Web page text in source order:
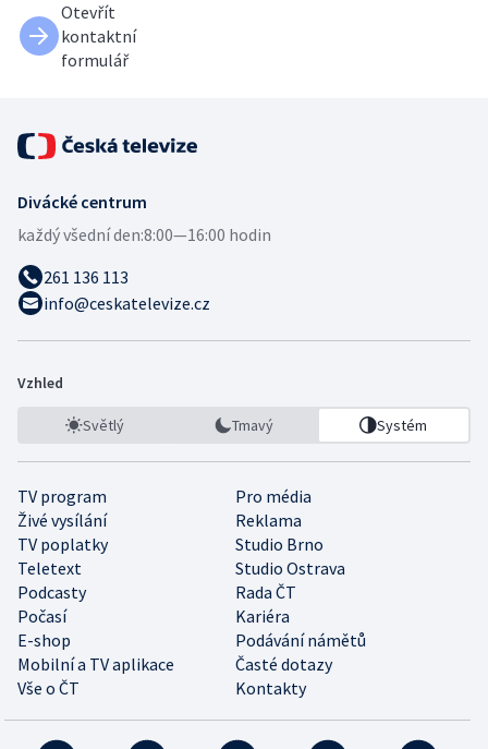
Otevřít
kontaktní
formulář
Divácké centrum
každý všední den:8:00—16:00 hodin
261 136 113
info@ceskatelevize.cz
Vzhled
Světlý Tmavý Systém
TV program
Pro média
Živé vysílání
Reklama
TV poplatky
Studio Brno
Teletext
Studio Ostrava
Podcasty
Rada ČT
Počasí
Kariéra
E-shop
Podávání námětů
Mobilní a TV aplikace
Časté dotazy
Vše o ČT
Kontakty